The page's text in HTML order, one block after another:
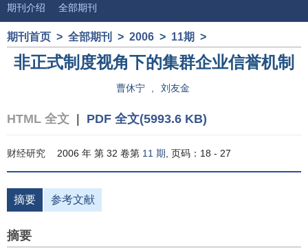
期刊介绍 全部期刊
期刊首页 > 全部期刊 > 2006 > 11期 >
非正式制度视角下的集群企业信誉机制
曹休宁 刘友金
HTML 全文 PDF 全文(5993.6 KB)
财经研究 2006 年 第 32 卷第 11 期 , 页码：18 - 27
摘要 参考文献
摘要